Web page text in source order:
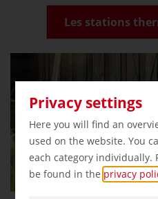
Privacy settings
Here you will find an
used on the website. You
each category
be found in the privacy
Les stations